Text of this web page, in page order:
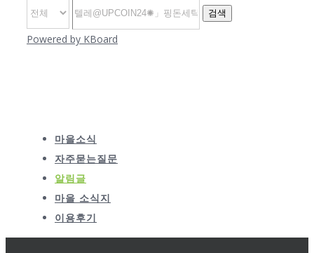
검색
Powered by KBoard
마을소식
자주묻는질문
알림글
마을 소식지
이용후기